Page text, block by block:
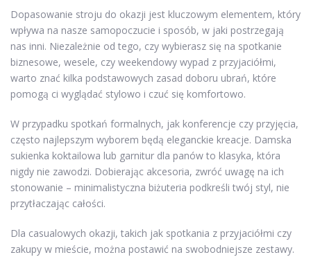
Dopasowanie stroju do okazji jest kluczowym elementem, który
wpływa na nasze samopoczucie i sposób, w jaki postrzegają
nas inni. Niezależnie od tego, czy wybierasz się na spotkanie
biznesowe, wesele, czy weekendowy wypad z przyjaciółmi,
warto znać kilka podstawowych zasad doboru ubrań, które
pomogą ci wyglądać stylowo i czuć się komfortowo.
W przypadku spotkań formalnych, jak konferencje czy przyjęcia,
często najlepszym wyborem będą eleganckie kreacje. Damska
sukienka koktailowa lub garnitur dla panów to klasyka, która
nigdy nie zawodzi. Dobierając akcesoria, zwróć uwagę na ich
stonowanie – minimalistyczna biżuteria podkreśli twój styl, nie
przytłaczając całości.
Dla casualowych okazji, takich jak spotkania z przyjaciółmi czy
zakupy w mieście, można postawić na swobodniejsze zestawy.